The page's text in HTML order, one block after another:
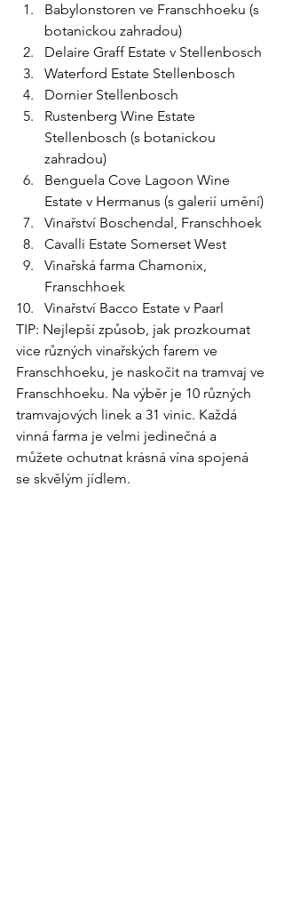
Babylonstoren ve Franschhoeku (s
botanickou zahradou)
Delaire Graff Estate v Stellenbosch
Waterford Estate Stellenbosch
Dornier Stellenbosch
Rustenberg Wine Estate
Stellenbosch (s botanickou
zahradou)
Benguela Cove Lagoon Wine
Estate v Hermanus (s galerií umění)
Vinařství Boschendal, Franschhoek
Cavalli Estate Somerset West
Vinařská farma Chamonix,
Franschhoek
Vinařství Bacco Estate v Paarl
TIP: Nejlepší způsob, jak prozkoumat
vice různých vinařských farem ve
Franschhoeku, je naskočit na tramvaj ve
Franschhoeku. Na výběr je 10 různých
tramvajových linek a 31 vinic. Každá
vinná farma je velmi jedinečná a
můžete ochutnat krásná vína spojená
se skvělým jídlem.